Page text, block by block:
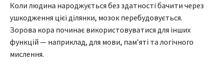
Коли людина народжується без здатності бачити через
ушкодження цієї ділянки, мозок перебудовується.
Зорова кора починає використовуватися для інших
функцій — наприклад, для мови, пам’яті та логічного
мислення.